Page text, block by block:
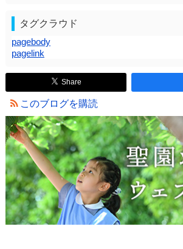
タグクラウド
pagebody
pagelink
Share
このブログを購読